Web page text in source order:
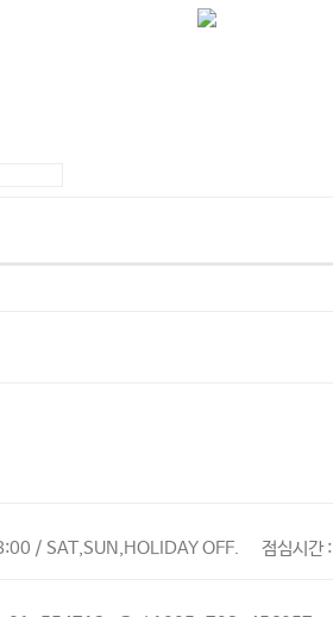
/ SAT,SUN,HOLIDAY OFF. 점심시